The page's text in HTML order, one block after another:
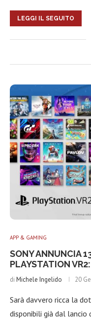
LEGGI IL SEGUITO
APP & GAMING
SONY ANNUNCIA
PLAYSTATION
di Michele Ingelido 20
Sarà davvero ricca la
disponibili già dal lancio